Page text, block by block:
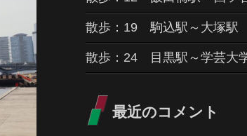
散歩：19 駒込駅～大塚駅
散歩：24 目黒駅～学芸大
最近のコメント